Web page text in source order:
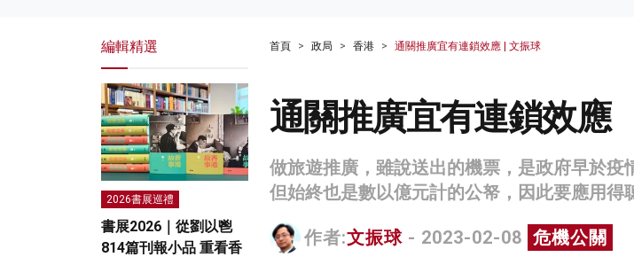
首頁 政局 香港 通關推廣宜有連鎖效應 | 文振球
通關推廣宜有連鎖效應
做旅遊推廣，雖說送出的機票，是政府早於疫
但始終也是數以億元計的公帑，因此要應用得
作者:文振球 - 2023-02-08 危機公關
編輯精選
2026書展巡禮
書展2026｜從劉以鬯
814篇刊報小品 重看香